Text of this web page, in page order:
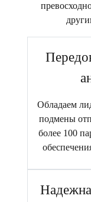
Обладаем
подмены
более 100